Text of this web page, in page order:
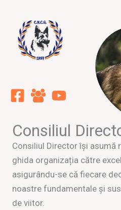
content
Consiliul
Consiliul Director își asumă
ghida organizația către
asigurându-se că fiecare
noastre fundamentale și
de viitor.